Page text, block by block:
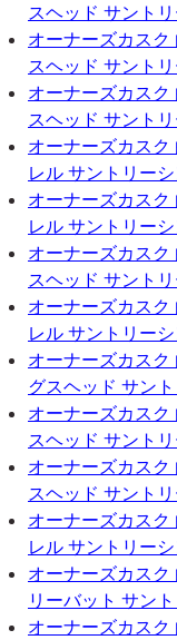
スヘッド サント
オーナーズカス
スヘッド サント
オーナーズカス
スヘッド サント
オーナーズカス
レル サントリー
オーナーズカス
レル サントリー
オーナーズカス
スヘッド サント
オーナーズカス
レル サントリー
オーナーズカスク
グスヘッド サン
オーナーズカス
スヘッド サント
オーナーズカス
スヘッド サント
オーナーズカス
レル サントリー
オーナーズカスク
リーバット サン
オーナーズカス